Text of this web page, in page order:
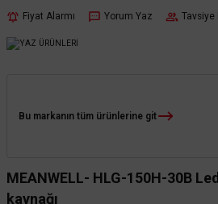
Fiyat Alarmı Yorum Yaz Tavsiye
Bu markanın tüm ürünlerine git
MEANWELL- HLG-150H-30B
kaynağı